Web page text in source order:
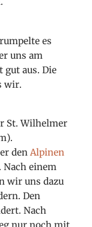
es
uns am
gut aus. Die
wir.
St. Wilhelmer
denAlpinen
Nach einem
wir uns dazu
Den
Nach